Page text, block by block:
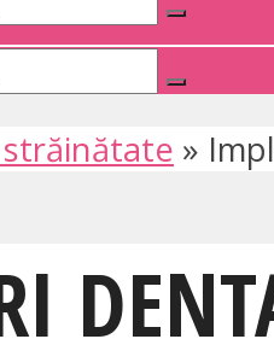
străinătate »